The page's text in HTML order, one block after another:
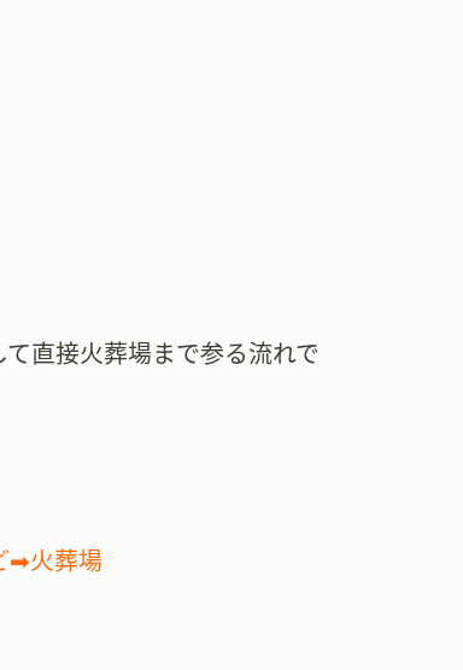
直接火葬場まで参る流れで
➡火葬場